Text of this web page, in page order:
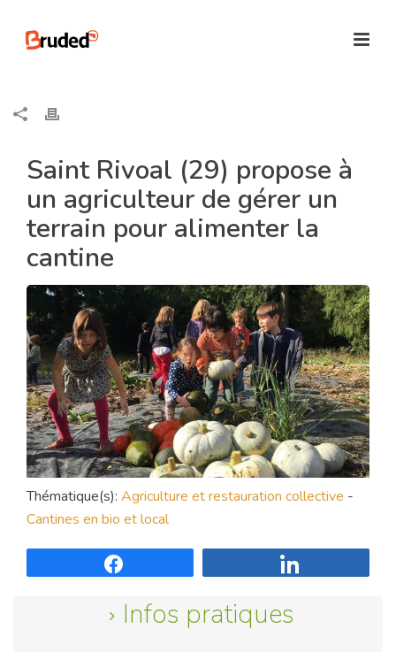
Saint Rivoal (29) propose à
un agriculteur de gérer un
terrain pour alimenter la
cantine
Thématique(s): Agriculture et restauration collective -
Cantines en bio et local
Infos pratiques